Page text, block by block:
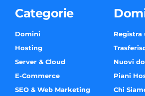
Categorie
Domini
Hosting
Server & Cloud
E-Commerce
SEO & Web Marketing
Registra
Nuovi
Piani
Chi